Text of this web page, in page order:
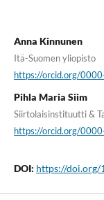
Anna Kinnunen
Itä-Suomen yliopisto
https://orcid.org/
Pihla Maria Siim
Siirtolaisinstituutti &
https://orcid.org/
DOI: https://doi.org/